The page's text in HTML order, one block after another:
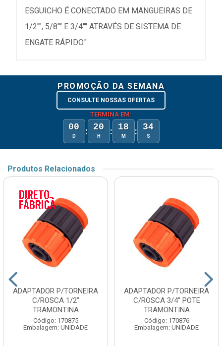
ESGUICHO É CONECTADO EM MANGUEIRAS DE
1/2"", 5/8"" E 3/4"" ATRAVÉS DE SISTEMA DE
ENGATE RÁPIDO."
PROMOÇÃO DA SEMANA
CONSULTE NOSSAS OFERTAS
TERMINA EM:
00
D : 20
H : 18
M : 34
S
Produtos Relacionados
ADAPTADOR P/TORNEIRA
C/ROSCA 1/2”
TRAMONTINA
Código: 170875
Embalagem: UNIDADE
ADAPTADOR P/TORNEIRA
C/ROSCA 3/4” POTE
TRAMONTINA
Código: 170876
Embalagem: UNIDADE